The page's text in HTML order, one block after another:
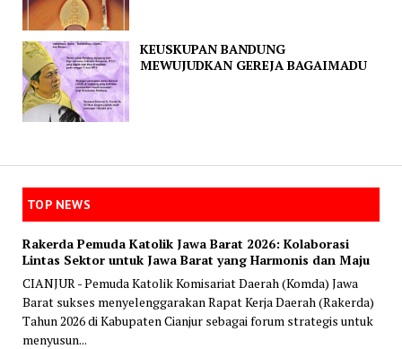
KEUSKUPAN BANDUNG
MEWUJUDKAN GEREJA BAGAIMADU
TOP NEWS
Rakerda Pemuda Katolik Jawa Barat 2026: Kolaborasi
Lintas Sektor untuk Jawa Barat yang Harmonis dan Maju
CIANJUR - Pemuda Katolik Komisariat Daerah (Komda) Jawa
Barat sukses menyelenggarakan Rapat Kerja Daerah (Rakerda)
Tahun 2026 di Kabupaten Cianjur sebagai forum strategis untuk
menyusun...